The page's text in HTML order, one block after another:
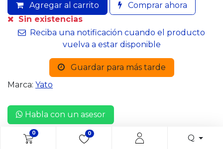
0 0 Q
Agregar al carrito
Comprar ahora
Sin existencias
Reciba una notificación cuando el producto
vuelva a estar disponible
Guardar para más tarde
Marca: Yato
Habla con un asesor
Entrega: 2-3 días hábiles